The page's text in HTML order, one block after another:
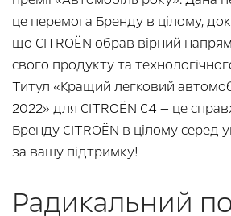
це перемога Бренду в цілому,
що CITROЁN обрав вірний
свого продукту та
Титул «Кращий легковий
2022» для CITROЁN С4 — це
Бренду CITROЁN в цілому серед
за вашу підтримку!
Радикальний